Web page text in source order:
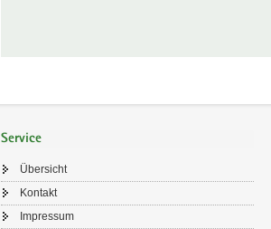
Service
Übersicht
Kontakt
Impressum